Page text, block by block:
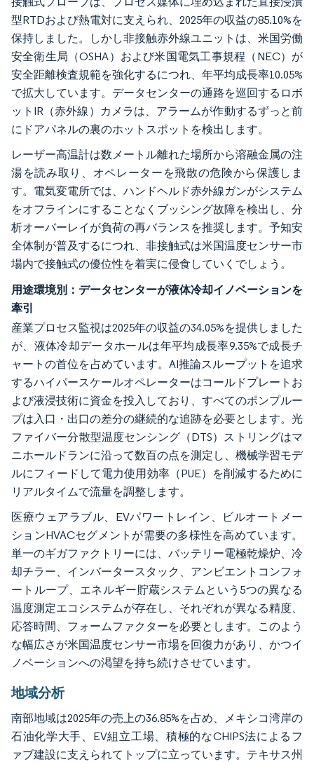
型RTDおよび熱電対に支えられ、2025年の収益の85.10%を
保持しました。しかし非接触赤外線ユニットは、米国労働
安全衛生局（OSHA）および米国電気工事規程（NEC）が
安全距離検査規範を強化するにつれ、年平均成長率10.05%
で拡大しています。データセンターの通路を巡回するロボ
ットIR（赤外線）カメラは、アラームが作動するずっと前
にドアパネルの裏のホットスポットを検出します。
レーザー高温計は数メートル離れた場所から溶融金属の注
湯を読み取り、オペレーターを飛散の危険から保護しま
す。電気変電所では、ハンドヘルド赤外線ガンがシステム
をオフラインにすることなくブッシング故障を検出し、分
析オーバーレイが負荷の再バランスを推奨します。予知安
全体制が普及するにつれ、非接触式は米国温度センサー市
場内で接触式の優位性を着実に侵食していくでしょう。
用途環境別：データセンターが液体冷却イノベーションを
牽引
産業プロセス監視は2025年の収益の34.05%を提供しました
が、液体冷却データホールは年平均成長率9.35%で成長チ
ャートの首位を占めています。AI推論スループットを追求
するハイパースケールオペレーターはコールドプレートお
よび液浸技術に資金を投入しており、すべてのポンプルー
プは入口・出口の差分の継続的な追跡を必要とします。光
ファイバー分散型温度センシング（DTS）ストリングはマ
ニホールドランに沿って数百の点を測定し、機械学習モデ
ルにフィードして電力使用効率（PUE）を削減するために
リアルタイムで流量を調整します。
医療ウェアラブル、EVパワートレイン、ビルオートメー
ションHVACセグメントが需要の多様性を高めています。
単一のギガファクトリーには、バッテリー電極乾燥炉、冷
却チラー、インバータースタック、アンビエントコンフォ
ートループ、エネルギー貯蔵システムという5つの異なる
温度測定エコシステムが存在し、それぞれが異なる精度、
応答時間、フォームファクターを必要とします。このよう
な幅広さが米国温度センサー市場を回復力があり、かつイ
ノベーションへの渇望を持ち続けさせています。
地域分析
南部地域は2025年の売上の36.85%を占め、メキシコ湾岸の
石油化学大手、EV組立工場、積極的なCHIPS法によるフ
ァブ建設に支えられてトップに立っています。テキサス州